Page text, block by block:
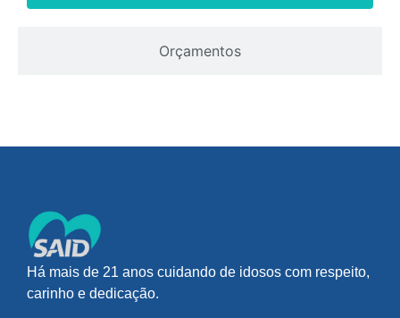
Orçamentos
Há mais de 21 anos cuidando de idosos com respeito,
carinho e dedicação.